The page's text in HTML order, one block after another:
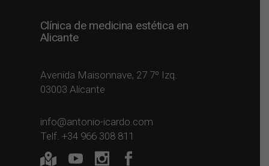
Clínica de medicina estética en
Alicante
Avenida Maisonnave, 27 7º Izq.
03003 Alicante
info@antonio-icardo.com
Telf. +34 966 308 811